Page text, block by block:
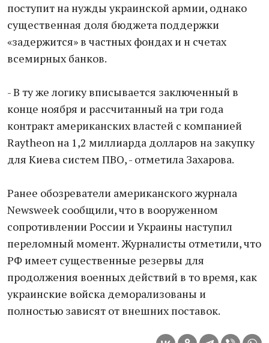
поступит на нужды украинской армии, однако
существенная доля бюджета поддержки
«задержится» в частных фондах и н счетах
всемирных банков.
- В ту же логику вписывается заключенный в
конце ноября и рассчитанный на три года
контракт американских властей с компанией
Raytheon на 1,2 миллиарда долларов на закупку
для Киева систем ПВО, - отметила Захарова.
Ранее обозреватели американского журнала
Newsweek сообщили, что в вооруженном
сопротивлении России и Украины наступил
переломный момент. Журналисты отметили, что
РФ имеет существенные резервы для
продолжения военных действий в то время, как
украинские войска деморализованы и
полностью зависят от внешних поставок.